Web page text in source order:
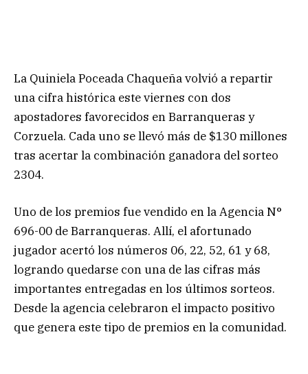
La Quiniela Poceada Chaqueña volvió a repartir
una cifra histórica este viernes con dos
apostadores favorecidos en Barranqueras y
Corzuela. Cada uno se llevó más de $130 millones
tras acertar la combinación ganadora del sorteo
2304.
Uno de los premios fue vendido en la Agencia N°
696-00 de Barranqueras. Allí, el afortunado
jugador acertó los números 06, 22, 52, 61 y 68,
logrando quedarse con una de las cifras más
importantes entregadas en los últimos sorteos.
Desde la agencia celebraron el impacto positivo
que genera este tipo de premios en la comunidad.